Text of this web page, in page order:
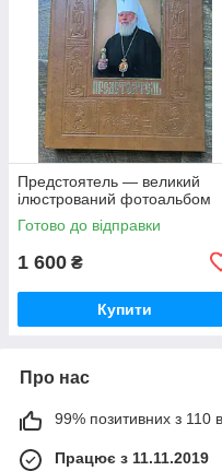
Предстоятель — великий
ілюстрований фотоальбом
Готово до відправки
1 600 ₴
Купити
Про нас
99% позитивних з 110
Працює з 11.11.2019